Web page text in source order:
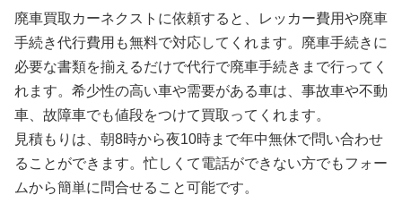
廃車買取カーネクストに依頼すると、レッカー費用や廃車
手続き代行費用も無料で対応してくれます。廃車手続きに
必要な書類を揃えるだけで代行で廃車手続きまで行ってく
れます。希少性の高い車や需要がある車は、事故車や不動
車、故障車でも値段をつけて買取ってくれます。
見積もりは、朝8時から夜10時まで年中無休で問い合わせ
ることができます。忙しくて電話ができない方でもフォー
ムから簡単に問合せること可能です。